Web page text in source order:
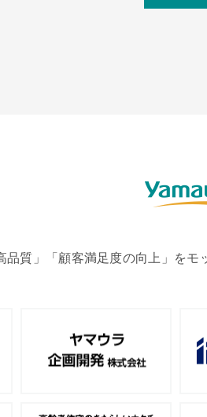
品質」「顧客満足度の向上」を